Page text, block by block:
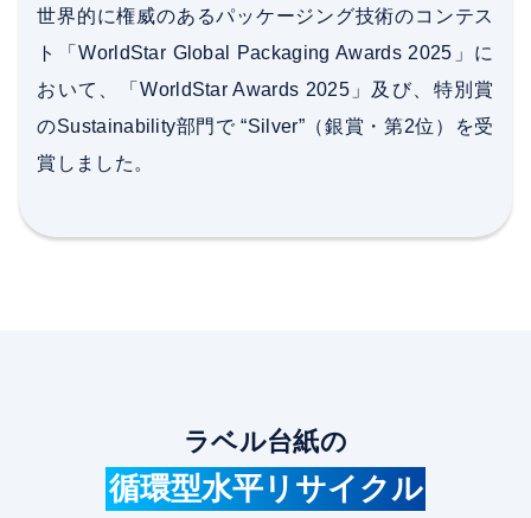
世界的に権威のあるパッケージング技術のコンテス
ト「WorldStar Global Packaging Awards 2025」に
おいて、「WorldStar Awards 2025」及び、特別賞
のSustainability部門で “Silver”（銀賞・第2位）を受
賞しました。
ラベル台紙の
循環型水平リサイクル